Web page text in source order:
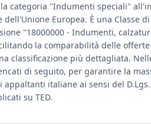
la categoria "Indumenti speciali"
Europea. È una
"18000000 - Indumenti,
la comparabilità delle
classificazione più dettagliata.
di seguito, per garantire la
appaltanti italiane ai sensi del
su TED.